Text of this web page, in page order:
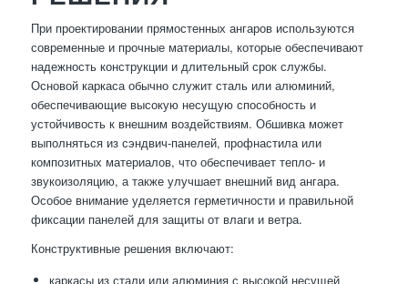
При проектировании прямостенных ангаров используются
современные и прочные материалы, которые обеспечивают
надежность конструкции и длительный срок службы.
Основой каркаса обычно служит сталь или алюминий,
обеспечивающие высокую несущую способность и
устойчивость к внешним воздействиям. Обшивка может
выполняться из сэндвич-панелей, профнастила или
композитных материалов, что обеспечивает тепло- и
звукоизоляцию, а также улучшает внешний вид ангара.
Особое внимание уделяется герметичности и правильной
фиксации панелей для защиты от влаги и ветра.
Конструктивные решения включают:
каркасы из стали или алюминия с высокой несущей